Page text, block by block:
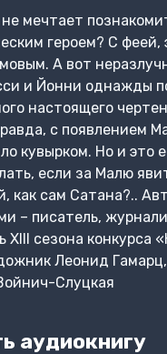
мечтает
героем? С феей,
А вот
и Йонни однажды
настоящего
с появлением
кувырком. Но и это
если за Малю
как сам Сатана?..
– писатель,
XIII сезона конкурса
Леонид
Слуцкая
аудиокнигу